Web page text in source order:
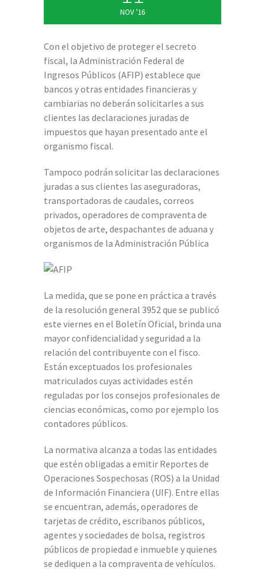
NOV '16
Con el objetivo de proteger el secreto
fiscal, la Administración Federal de
Ingresos Públicos (AFIP) establece que
bancos y otras entidades financieras y
cambiarias no deberán solicitarles a sus
clientes las declaraciones juradas de
impuestos que hayan presentado ante el
organismo fiscal.
Tampoco podrán solicitar las declaraciones
juradas a sus clientes las aseguradoras,
transportadoras de caudales, correos
privados, operadores de compraventa de
objetos de arte, despachantes de aduana y
organismos de la Administración Pública
La medida, que se pone en práctica a través
de la resolución general 3952 que se publicó
este viernes en el Boletín Oficial, brinda una
mayor confidencialidad y seguridad a la
relación del contribuyente con el fisco.
Están exceptuados los profesionales
matriculados cuyas actividades estén
reguladas por los consejos profesionales de
ciencias económicas, como por ejemplo los
contadores públicos.
La normativa alcanza a todas las entidades
que estén obligadas a emitir Reportes de
Operaciones Sospechosas (ROS) a la Unidad
de Información Financiera (UIF). Entre ellas
se encuentran, además, operadores de
tarjetas de crédito, escribanos públicos,
agentes y sociedades de bolsa, registros
públicos de propiedad e inmueble y quienes
se dediquen a la compraventa de vehículos.